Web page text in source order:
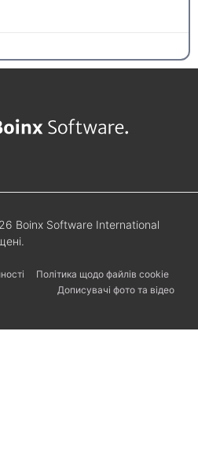
Boinx Software International
Політика щодо файлів cookie
Дописувачі фото та відео